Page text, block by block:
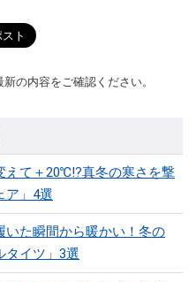
の内容をご確認ください。
えて＋20℃!?真冬の寒さを撃
ア」4選
いた瞬間から暖かい！冬の
タイツ」3選